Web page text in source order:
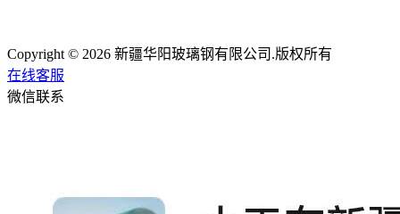
Copyright © 2026 新疆华阳玻璃钢有限公司.版权所有
在线客服
微信联系